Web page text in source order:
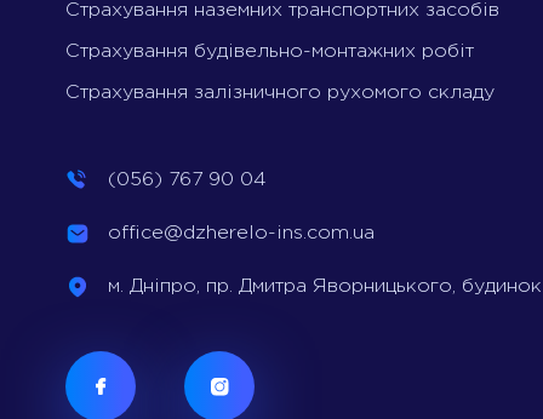
(056) 767 90 04
office@dzherelo-ins.com.ua
м. Дніпро, пр. Дмитра Яворницького,
Страхування наземних транспортних засобів
Страхування будівельно-монтажних робіт
Страхування залізничного рухомого складу